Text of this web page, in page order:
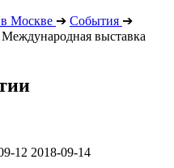
Москве ➔ События ➔
выставка
12 2018-09-14